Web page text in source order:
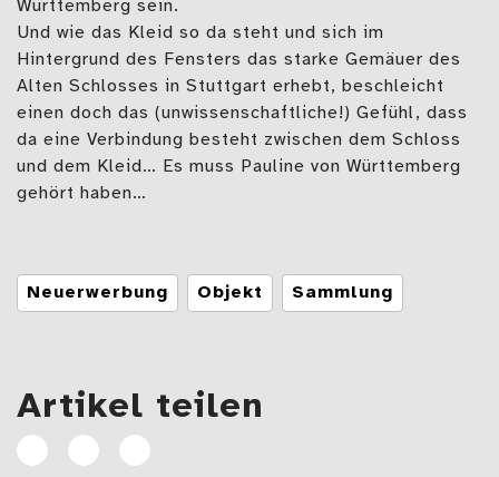
Württemberg sein.
Und wie das Kleid so da steht und sich im
Hintergrund des Fensters das starke Gemäuer des
Alten Schlosses in Stuttgart erhebt, beschleicht
einen doch das (unwissenschaftliche!) Gefühl, dass
da eine Verbindung besteht zwischen dem Schloss
und dem Kleid… Es muss Pauline von Württemberg
gehört haben…
Tags
Neuerwerbung Objekt Sammlung
Artikel teilen
ArtikelArtikelE-